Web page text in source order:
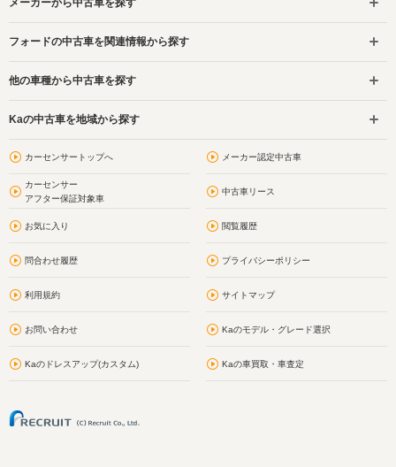
メーカーから中古車を探す
フォードの中古車を関連情報から探す
他の車種から中古車を探す
Kaの中古車を地域から探す
カーセンサートップへ メーカー認定中古車
カーセンサー
アフター保証対象車
中古車リース
お気に入り 閲覧履歴
問合わせ履歴 プライバシーポリシー
利用規約 サイトマップ
お問い合わせ Kaのモデル・グレード選択
Kaのドレスアップ(カスタム) Kaの車買取・車査定